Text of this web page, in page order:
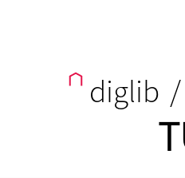
diglib /